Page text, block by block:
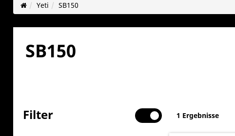
Yeti
SB150
SB150
Filter 1 Ergebnisse